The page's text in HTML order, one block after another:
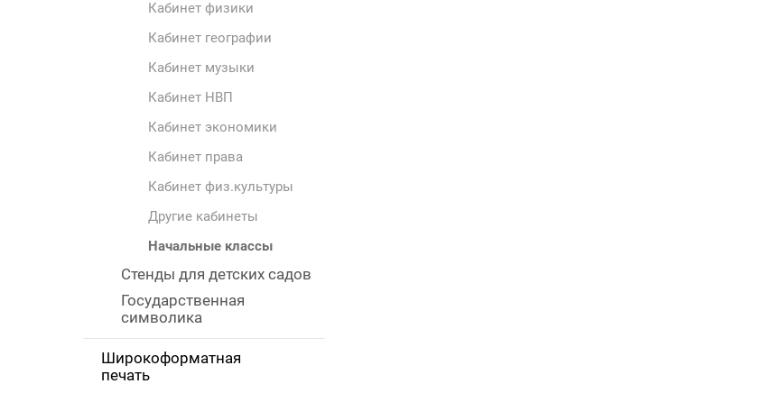
Кабинет физики
Кабинет географии
Кабинет музыки
Кабинет НВП
Кабинет экономики
Кабинет права
Кабинет физ.культуры
Другие кабинеты
Начальные классы
Стенды для детских садов
Государственная
символика
Широкоформатная
печать